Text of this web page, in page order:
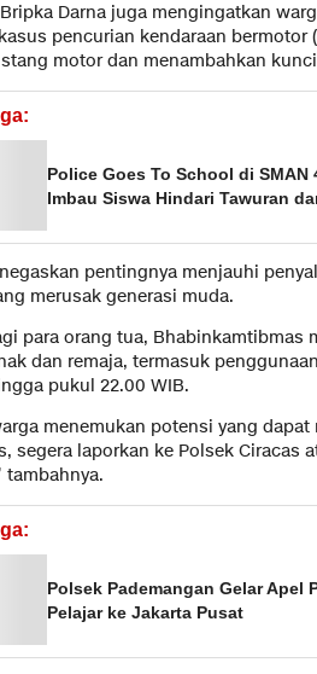
Darna juga mengingatkan
pencurian kendaraan bermotor
motor dan menambahkan
Police Goes To School di
Imbau Siswa Hindari Tawuran
pentingnya menjauhi
merusak generasi muda.
para orang tua, Bhabinkamtibmas
dan remaja, termasuk
pukul 22.00 WIB.
menemukan potensi yang
segera laporkan ke Polsek Ciracas
tambahnya.
Polsek Pademangan Gelar Apel
Pelajar ke Jakarta Pusat